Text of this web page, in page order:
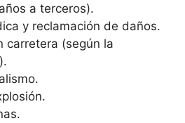
a terceros).
y reclamación de daños.
carretera (según la